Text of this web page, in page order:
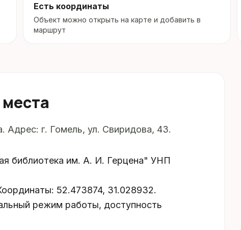
Есть координаты
Объект можно открыть на карте и добавить в
маршрут
г. Гомель, ул. Свиридова, 43.
библиотека им. А. И. Герцена" УНП
52.473874, 31.028932.
режим работы, доступность